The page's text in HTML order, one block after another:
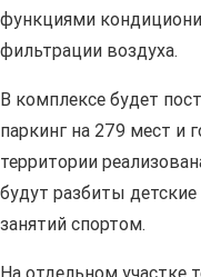
функциями
фильтрации воздуха.
В комплексе будет
паркинг на 279 мест и
территории
будут разбиты
занятий спортом.
На отдельном участке